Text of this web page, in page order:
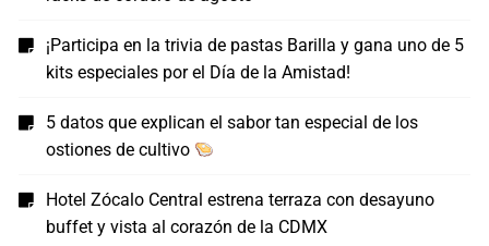
¡Participa en la trivia de pastas Barilla y gana uno de 5
kits especiales por el Día de la Amistad!
5 datos que explican el sabor tan especial de los
ostiones de cultivo
Hotel Zócalo Central estrena terraza con desayuno
buffet y vista al corazón de la CDMX